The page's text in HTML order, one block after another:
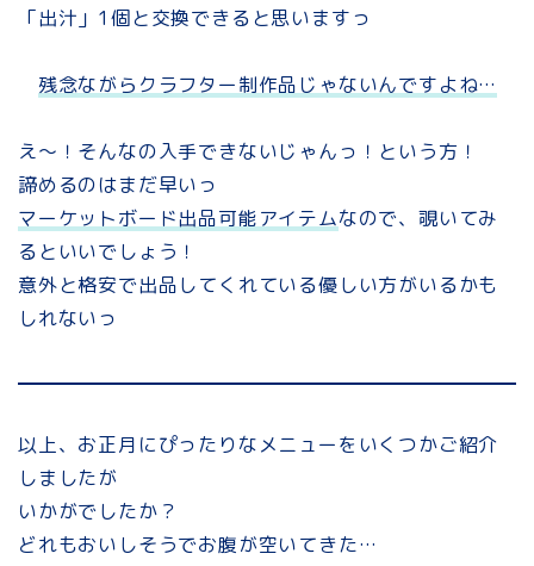
「出汁」1個と交換できると思いますっ
残念ながらクラフター制作品じゃないんですよね…
え～！そんなの入手できないじゃんっ！という方！
諦めるのはまだ早いっ
マーケットボード出品可能アイテムなので、覗いてみ
るといいでしょう！
意外と格安で出品してくれている優しい方がいるかも
しれないっ
以上、お正月にぴったりなメニューをいくつかご紹介
しましたが
いかがでしたか？
どれもおいしそうでお腹が空いてきた…